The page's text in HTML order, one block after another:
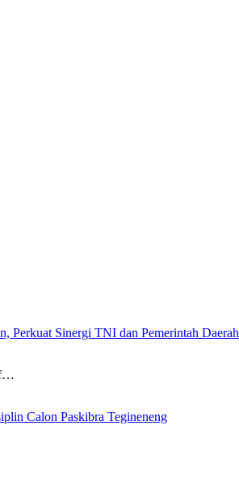
Perkuat Sinergi TNI dan Pemerintah Daerah
Calon Paskibra Tegineneng